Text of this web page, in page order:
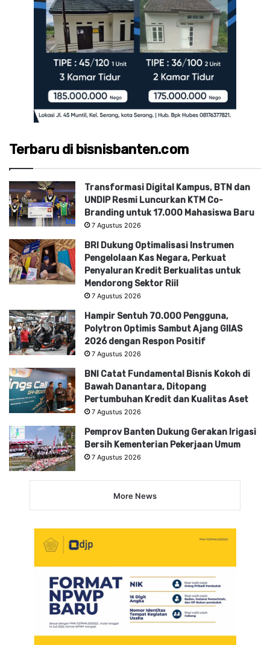
Terbaru di bisnisbanten.com
Transformasi Digital Kampus, BTN dan
UNDIP Resmi Luncurkan KTM Co-
Branding untuk 17.000 Mahasiswa Baru
7 Agustus 2026
BRI Dukung Optimalisasi Instrumen
Pengelolaan Kas Negara, Perkuat
Penyaluran Kredit Berkualitas untuk
Mendorong Sektor Riil
7 Agustus 2026
Hampir Sentuh 70.000 Pengguna,
Polytron Optimis Sambut Ajang GIIAS
2026 dengan Respon Positif
7 Agustus 2026
BNI Catat Fundamental Bisnis Kokoh di
Bawah Danantara, Ditopang
Pertumbuhan Kredit dan Kualitas Aset
7 Agustus 2026
Pemprov Banten Dukung Gerakan Irigasi
Bersih Kementerian Pekerjaan Umum
7 Agustus 2026
More News